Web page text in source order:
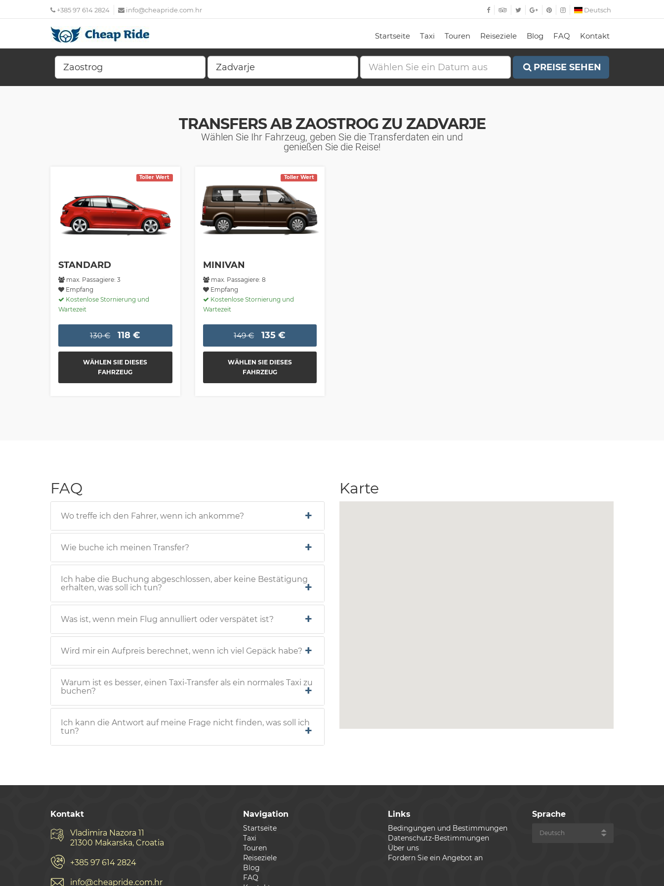
+385 97 614 2824 info@cheapride.com.hr Deutsch
Startseite Taxi Touren Reiseziele Blog FAQ Kontakt
PREISE SEHEN
TRANSFERS AB ZAOSTROG ZU ZADVARJE
Wählen Sie Ihr Fahrzeug, geben Sie die Transferdaten ein und
genießen Sie die Reise!
Toller Wert
STANDARD
max. Passagiere: 3
Empfang
Kostenlose Stornierung und
Wartezeit
130 € 118 €
WÄHLEN SIE DIESES
FAHRZEUG
Toller Wert
MINIVAN
max. Passagiere: 8
Empfang
Kostenlose Stornierung und
Wartezeit
149 € 135 €
WÄHLEN SIE DIESES
FAHRZEUG
FAQ
Wo treffe ich den Fahrer, wenn ich ankomme?
Wie buche ich meinen Transfer?
Ich habe die Buchung abgeschlossen, aber keine Bestätigung
erhalten, was soll ich tun?
Was ist, wenn mein Flug annulliert oder verspätet ist?
Wird mir ein Aufpreis berechnet, wenn ich viel Gepäck habe?
Warum ist es besser, einen Taxi-Transfer als ein normales Taxi zu
buchen?
Ich kann die Antwort auf meine Frage nicht finden, was soll ich
tun?
Karte
Kontakt
Vladimira Nazora 11
21300 Makarska, Croatia
+385 97 614 2824
info@cheapride.com.hr
Navigation
Startseite
Taxi
Touren
Reiseziele
Blog
FAQ
Links
Bedingungen und Bestimmungen
Datenschutz-Bestimmungen
Über uns
Fordern Sie ein Angebot an
Sprache